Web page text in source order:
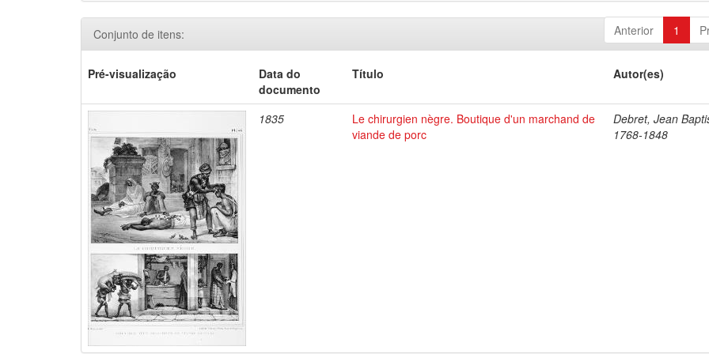
Anterior 1
Conjunto de itens:
Pré-visualização
Data do
documento
Título Autor(es)
1835
Le chirurgien nègre. Boutique d'un marchand de
viande de porc
Debret, Jean
1768-1848